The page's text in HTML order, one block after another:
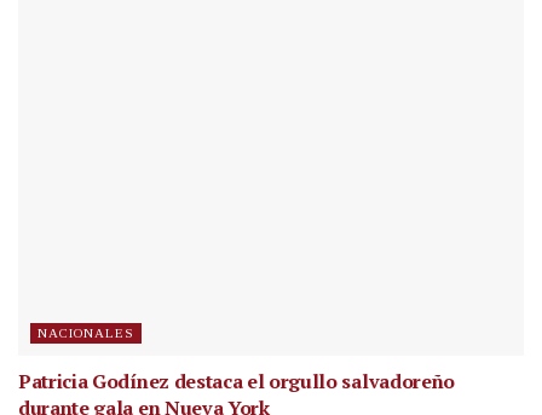
NACIONALES
Patricia Godínez destaca el orgullo salvadoreño
durante gala en Nueva York